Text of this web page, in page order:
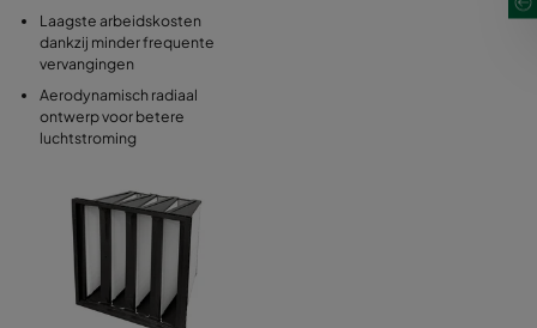
Laagste arbeidskosten
dankzij minder frequente
vervangingen
Aerodynamisch radiaal
ontwerp voor betere
luchtstroming